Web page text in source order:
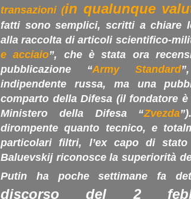
transazioni (in qualunque
fatti sono semplici, scritti a chiare
alla raccolta di articoli scientifico-
e acciaio”, che è stata ora
pubblicazione “Army Standard
indipendente russa, ma una
comparto della Difesa (il fondatore
Ministero della Difesa “Zvezda”
dirompente quanto tecnico, e
particolari filtri, l’ex capo di
Baluevskij riconosce la superiorità
Putin ha poche settimane fa
discorso del 2